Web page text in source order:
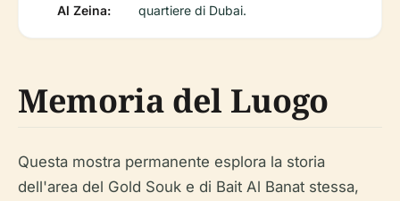
Al Zeina:
quartiere di Dubai.
Memoria del Luogo
Questa mostra permanente esplora la storia
dell'area del Gold Souk e di Bait Al Banat stessa,